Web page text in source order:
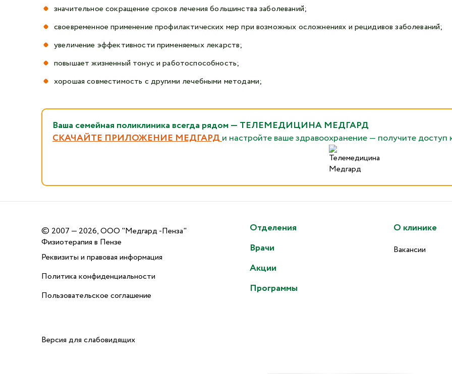
значительное сокращение сроков лечения большинства заболеваний;
своевременное применение профилактических мер при возможных осложнениях и рецидивов заболеваний;
увеличение эффективности применяемых лекарств;
повышает жизненный тонус и работоспособность;
хорошая совместимость с другими лечебными методами;
Ваша семейная поликлиника всегда рядом — ТЕЛЕМЕДИЦИНА МЕДГАРД
СКАЧАЙТЕ ПРИЛОЖЕНИЕ МЕДГАРДи настройте ваше здравоохранение — получите
© 2007 — 2026, ООО "Медгард -Пенза"
Физиотерапия в Пензе
Реквизиты и правовая информация
Политика конфиденциальности
Пользовательское соглашение
Версия для слабовидящих
Отделения
Врачи
Акции
Программы
О клинике
Вакансии